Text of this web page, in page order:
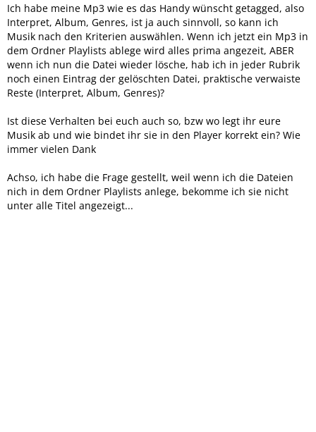
Ich habe meine Mp3 wie es das Handy wünscht getagged, also
Interpret, Album, Genres, ist ja auch sinnvoll, so kann ich
Musik nach den Kriterien auswählen. Wenn ich jetzt ein Mp3 in
dem Ordner Playlists ablege wird alles prima angezeit, ABER
wenn ich nun die Datei wieder lösche, hab ich in jeder Rubrik
noch einen Eintrag der gelöschten Datei, praktische verwaiste
Reste (Interpret, Album, Genres)?
Ist diese Verhalten bei euch auch so, bzw wo legt ihr eure
Musik ab und wie bindet ihr sie in den Player korrekt ein? Wie
immer vielen Dank
Achso, ich habe die Frage gestellt, weil wenn ich die Dateien
nich in dem Ordner Playlists anlege, bekomme ich sie nicht
unter alle Titel angezeigt...